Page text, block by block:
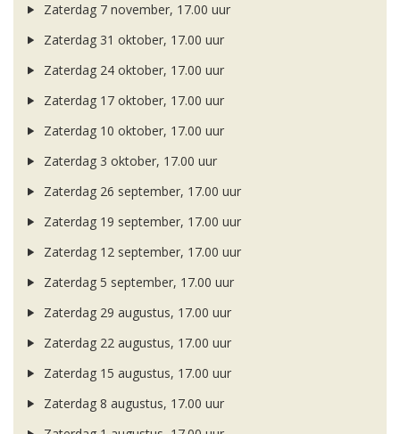
Zaterdag 7 november, 17.00 uur
Zaterdag 31 oktober, 17.00 uur
Zaterdag 24 oktober, 17.00 uur
Zaterdag 17 oktober, 17.00 uur
Zaterdag 10 oktober, 17.00 uur
Zaterdag 3 oktober, 17.00 uur
Zaterdag 26 september, 17.00 uur
Zaterdag 19 september, 17.00 uur
Zaterdag 12 september, 17.00 uur
Zaterdag 5 september, 17.00 uur
Zaterdag 29 augustus, 17.00 uur
Zaterdag 22 augustus, 17.00 uur
Zaterdag 15 augustus, 17.00 uur
Zaterdag 8 augustus, 17.00 uur